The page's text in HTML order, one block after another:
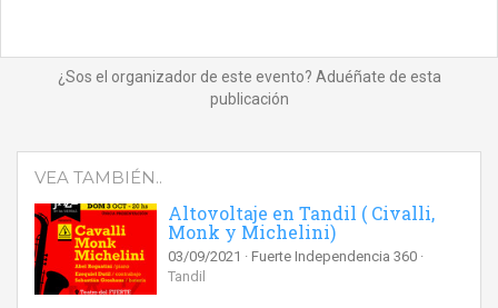
¿Sos el organizador de este evento? Aduéñate de esta
publicación
VEA TAMBIÉN..
Altovoltaje en Tandil ( Civalli,
Monk y Michelini)
03/09/2021
Fuerte Independencia 360
Tandil